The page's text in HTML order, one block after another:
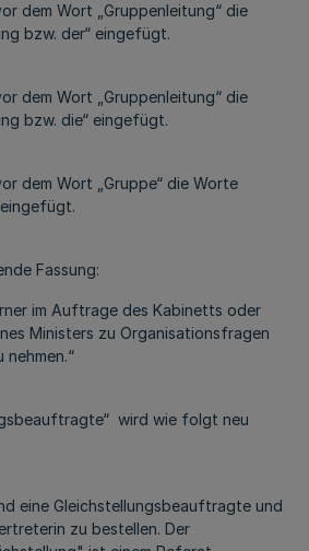
dem Wort „Gruppenleitung“ die
bzw. der“ eingefügt.
dem Wort „Gruppenleitung“ die
bzw. die“ eingefügt.
dem Wort „Gruppe“ die Worte
eingefügt.
Fassung:
im Auftrage des Kabinetts oder
Ministers zu Organisationsfragen
wird wie folgt neu
eine Gleichstellungsbeauftragte und
zu bestellen. Der